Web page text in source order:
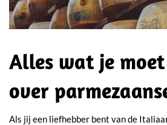
Alles wat je
over
Als jij een liefhebber bent van de